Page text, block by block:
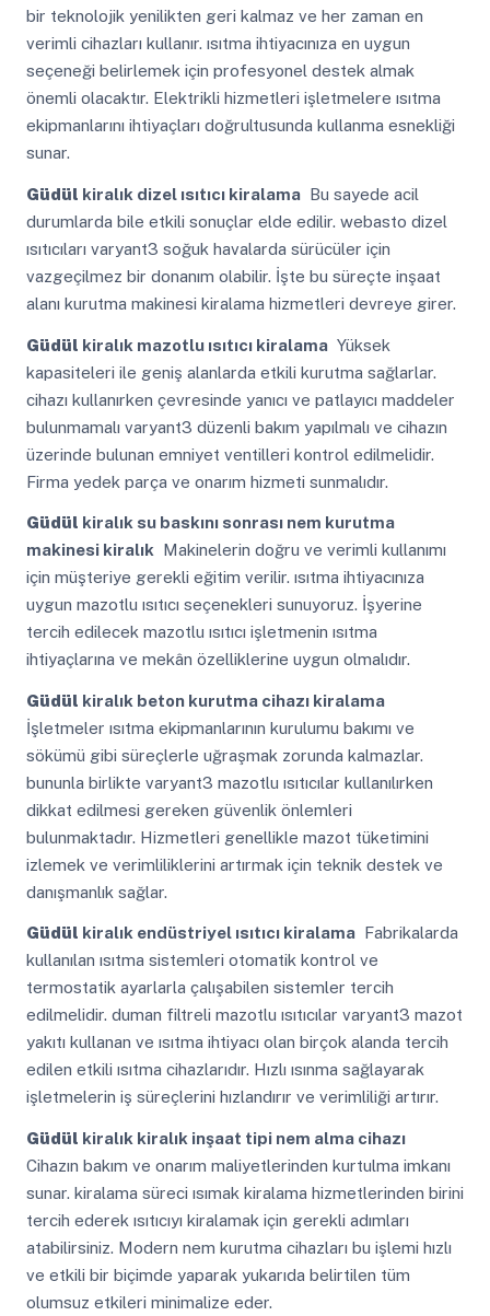
bir teknolojik yenilikten geri kalmaz ve her zaman en
verimli cihazları kullanır. ısıtma ihtiyacınıza en uygun
seçeneği belirlemek için profesyonel destek almak
önemli olacaktır. Elektrikli hizmetleri işletmelere ısıtma
ekipmanlarını ihtiyaçları doğrultusunda kullanma esnekliği
sunar.
Güdül kiralık dizel ısıtıcı kiralamaBu sayede acil
durumlarda bile etkili sonuçlar elde edilir. webasto dizel
ısıtıcıları varyant3 soğuk havalarda sürücüler için
vazgeçilmez bir donanım olabilir. İşte bu süreçte inşaat
alanı kurutma makinesi kiralama hizmetleri devreye girer.
Güdül kiralık mazotlu ısıtıcı kiralamaYüksek
kapasiteleri ile geniş alanlarda etkili kurutma sağlarlar.
cihazı kullanırken çevresinde yanıcı ve patlayıcı maddeler
bulunmamalı varyant3 düzenli bakım yapılmalı ve cihazın
üzerinde bulunan emniyet ventilleri kontrol edilmelidir.
Firma yedek parça ve onarım hizmeti sunmalıdır.
Güdül kiralık su baskını sonrası nem kurutma
makinesi kiralık Makinelerin doğru ve verimli kullanımı
için müşteriye gerekli eğitim verilir. ısıtma ihtiyacınıza
uygun mazotlu ısıtıcı seçenekleri sunuyoruz. İşyerine
tercih edilecek mazotlu ısıtıcı işletmenin ısıtma
ihtiyaçlarına ve mekân özelliklerine uygun olmalıdır.
Güdül kiralık beton kurutma cihazı kiralama
İşletmeler ısıtma ekipmanlarının kurulumu bakımı ve
sökümü gibi süreçlerle uğraşmak zorunda kalmazlar.
bununla birlikte varyant3 mazotlu ısıtıcılar kullanılırken
dikkat edilmesi gereken güvenlik önlemleri
bulunmaktadır. Hizmetleri genellikle mazot tüketimini
izlemek ve verimliliklerini artırmak için teknik destek ve
danışmanlık sağlar.
Güdül kiralık endüstriyel ısıtıcı kiralamaFabrikalarda
kullanılan ısıtma sistemleri otomatik kontrol ve
termostatik ayarlarla çalışabilen sistemler tercih
edilmelidir. duman filtreli mazotlu ısıtıcılar varyant3 mazot
yakıtı kullanan ve ısıtma ihtiyacı olan birçok alanda tercih
edilen etkili ısıtma cihazlarıdır. Hızlı ısınma sağlayarak
işletmelerin iş süreçlerini hızlandırır ve verimliliği artırır.
Güdül kiralık kiralık inşaat tipi nem alma cihazı
Cihazın bakım ve onarım maliyetlerinden kurtulma imkanı
sunar. kiralama süreci ısımak kiralama hizmetlerinden birini
tercih ederek ısıtıcıyı kiralamak için gerekli adımları
atabilirsiniz. Modern nem kurutma cihazları bu işlemi hızlı
ve etkili bir biçimde yaparak yukarıda belirtilen tüm
olumsuz etkileri minimalize eder.